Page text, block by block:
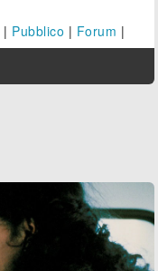
| Pubblico | Forum |